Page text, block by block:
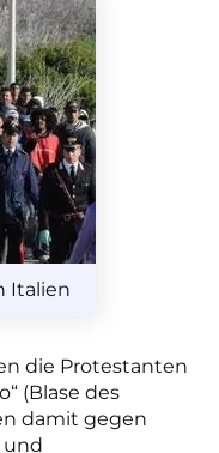
Italien
die Protestanten
(Blase des
damit gegen
und